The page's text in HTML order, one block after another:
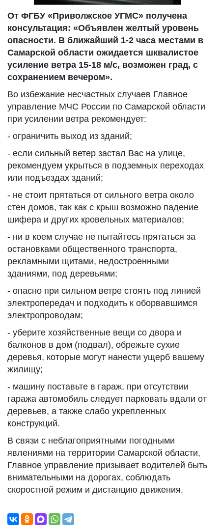
От ФГБУ «Приволжское УГМС» получена
консультация: «Объявлен желтый уровень
опасности. В ближайший 1-2 часа местами в
Самарской области ожидается шквалистое
усиление ветра 15-18 м/с, возможен град, с
сохранением вечером».
Во избежание несчастных случаев Главное
управление МЧС России по Самарской области
при усилении ветра рекомендует:
- ограничить выход из зданий;
- если сильный ветер застал Вас на улице,
рекомендуем укрыться в подземных переходах
или подъездах зданий;
- не стоит прятаться от сильного ветра около
стен домов, так как с крыш возможно падение
шифера и других кровельных материалов;
- ни в коем случае не пытайтесь прятаться за
остановками общественного транспорта,
рекламными щитами, недостроенными
зданиями, под деревьями;
- опасно при сильном ветре стоять под линией
электропередач и подходить к оборвавшимся
электропроводам;
- уберите хозяйственные вещи со двора и
балконов в дом (подвал), обрежьте сухие
деревья, которые могут нанести ущерб вашему
жилищу;
- машину поставьте в гараж, при отсутствии
гаража автомобиль следует парковать вдали от
деревьев, а также слабо укрепленных
конструкций.
В связи с неблагоприятными погодными
явлениями на территории Самарской области,
Главное управление призывает водителей быть
внимательными на дорогах, соблюдать
скоростной режим и дистанцию движения.